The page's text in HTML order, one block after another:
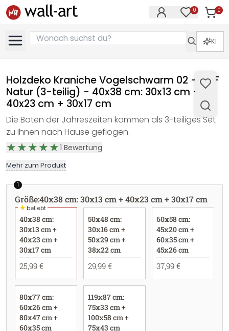
0 0
KI
Holzdeko Kraniche Vogelschwarm 02 - MDF
Natur (3-teilig) - 40x38 cm: 30x13 cm +
40x23 cm + 30x17 cm
Die Boten der Jahreszeiten kommen als 3-teiliges Set
zu Ihnen nach Hause geflogen.
1 Bewertung
Mehr zum Produkt
1
Größe:40x38 cm: 30x13 cm + 40x23 cm + 30x17 cm
★beliebt
40x38 cm:
30x13 cm +
40x23 cm +
30x17 cm
25,99 €
50x48 cm:
30x16 cm +
50x29 cm +
38x22 cm
29,99 €
60x58 cm:
45x20 cm +
60x35 cm +
45x26 cm
37,99 €
80x77 cm:
60x26 cm +
80x47 cm +
60x35 cm
119x87 cm:
75x33 cm +
100x58 cm +
75x43 cm